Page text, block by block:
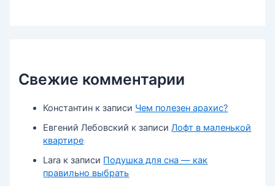
Свежие комментарии
Константин к записи Чем полезен арахис?
Евгений Лебовский к записиЛофт в маленькой
квартире
Lara к записи Подушка для сна — как
правильно выбрать